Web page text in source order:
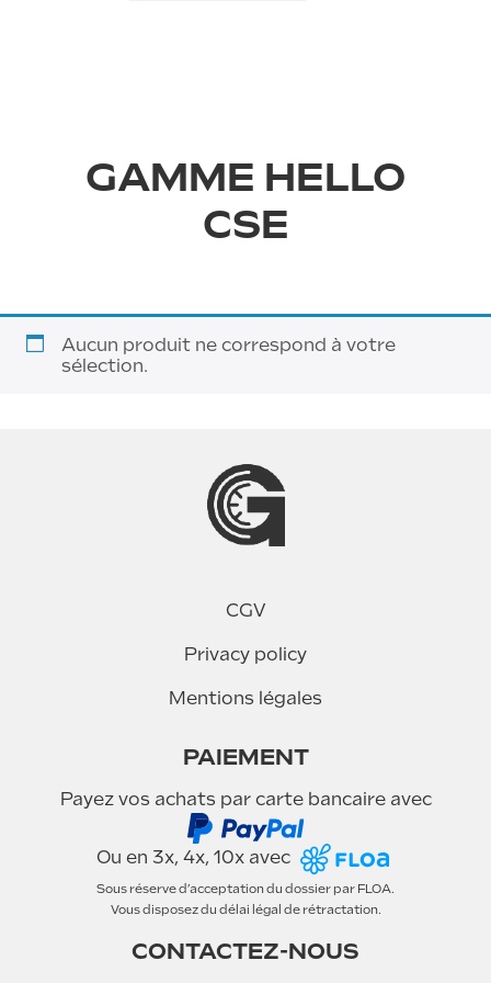
›
GAMME HELLO
CSE
Aucun produit ne correspond à votre
sélection.
CGV
Privacy policy
Mentions légales
PAIEMENT
Payez vos achats par carte bancaire avec
Ou en 3x, 4x, 10x avec
Sous réserve d’acceptation du dossier par FLOA.
Vous disposez du délai légal de rétractation.
CONTACTEZ-NOUS